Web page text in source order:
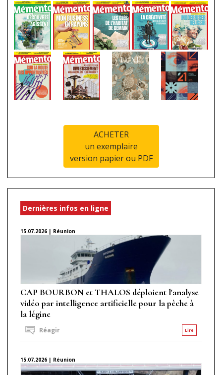
ACHETER
un exemplaire
version papier ou PDF
Dernières infos en ligne
15.07.2026 | Réunion
CAP BOURBON et THALOS déploient l'analyse
vidéo par intelligence artificielle pour la pêche à
la légine
Lire
Réagir
15.07.2026 | Réunion